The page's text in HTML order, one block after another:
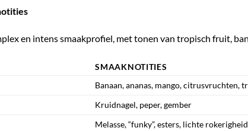
en intens smaakprofiel, met tonen van tropisch fruit,
SMAAKNOTITIES
Banaan, ananas, mango, citrusvruchten,
Kruidnagel, peper, gember
Melasse, “funky”, esters, lichte rokerigheid